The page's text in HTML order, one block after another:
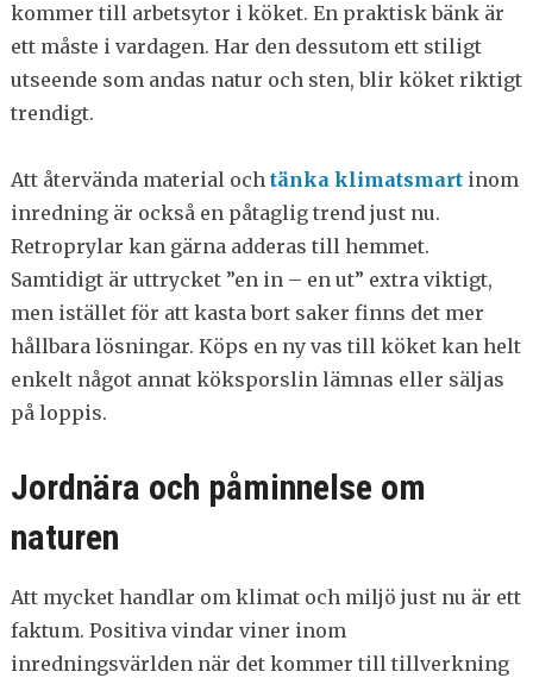
kommer till arbetsytor i köket. En praktisk bänk är
ett måste i vardagen. Har den dessutom ett stiligt
utseende som andas natur och sten, blir köket riktigt
trendigt.
Att återvända material och tänka klimatsmartinom
inredning är också en påtaglig trend just nu.
Retroprylar kan gärna adderas till hemmet.
Samtidigt är uttrycket ”en in – en ut” extra viktigt,
men istället för att kasta bort saker finns det mer
hållbara lösningar. Köps en ny vas till köket kan helt
enkelt något annat köksporslin lämnas eller säljas
på loppis.
Jordnära och påminnelse om
naturen
Att mycket handlar om klimat och miljö just nu är ett
faktum. Positiva vindar viner inom
inredningsvärlden när det kommer till tillverkning